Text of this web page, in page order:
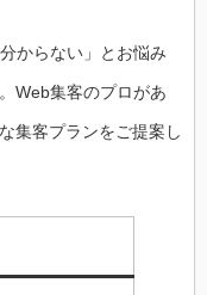
からない」とお悩み
Web集客のプロがあ
集客プランをご提案し